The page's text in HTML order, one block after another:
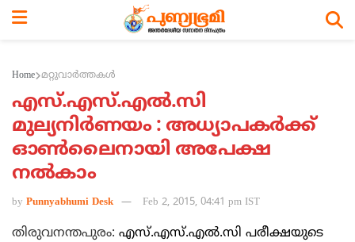
Home മറ്റുവാര്‍ത്തകള്‍
എസ്.എസ്.എല്‍.സി
മുല്യനിര്‍ണയം : അധ്യാപകര്‍ക്ക്
ഓണ്‍ലൈനായി അപേക്ഷ
നല്‍കാം
by Punnyabhumi Desk Feb 2, 2015, 04:41 pm IST
തിരുവനന്തപുരം: എസ്.എസ്.എല്‍.സി പരീക്ഷയുടെ